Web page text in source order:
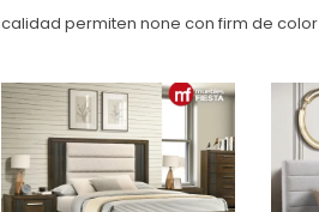
calidad permiten none con firm de color